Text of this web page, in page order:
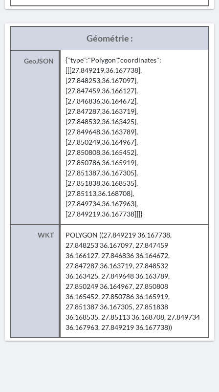
Géométrie :
GeoJSON
{"type":"Polygon","coordinates":
[[[27.849219,36.167738],
[27.848253,36.167097],
[27.847459,36.166127],
[27.846836,36.164672],
[27.847287,36.163719],
[27.848532,36.163425],
[27.849648,36.163789],
[27.850249,36.164967],
[27.850808,36.165452],
[27.850786,36.165919],
[27.851387,36.167305],
[27.851838,36.168535],
[27.85113,36.168708],
[27.849734,36.167963],
[27.849219,36.167738]]]}
WKT
POLYGON ((27.849219 36.167738,
27.848253 36.167097, 27.847459
36.166127, 27.846836 36.164672,
27.847287 36.163719, 27.848532
36.163425, 27.849648 36.163789,
27.850249 36.164967, 27.850808
36.165452, 27.850786 36.165919,
27.851387 36.167305, 27.851838
36.168535, 27.85113 36.168708, 27.849734
36.167963, 27.849219 36.167738))